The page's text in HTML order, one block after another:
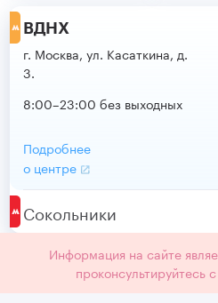
ВДНХ
г. Москва, ул. Касаткина, д.
3.
8:00–23:00 без выходных
Подробнее
о центре
Сокольники
Информация на сайте
проконсультируйтесь